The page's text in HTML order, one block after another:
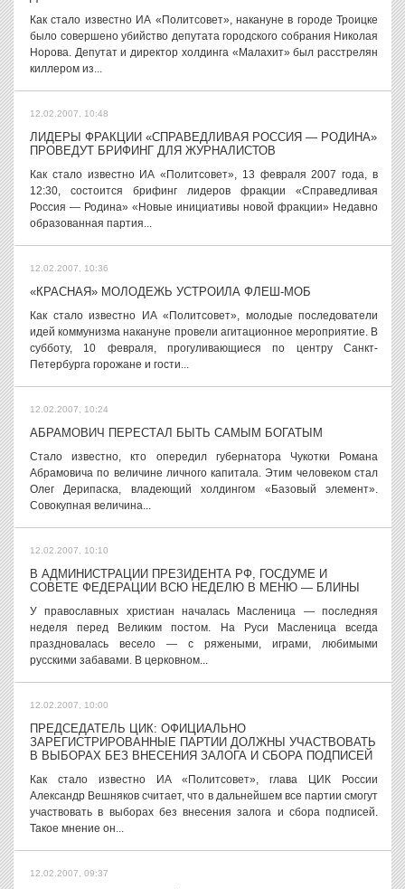
Как стало известно ИА «Политсовет», накануне в городе Троицке
было совершено убийство депутата городского собрания Николая
Норова. Депутат и директор холдинга «Малахит» был расстрелян
киллером из...
12.02.2007, 10:48
ЛИДЕРЫ ФРАКЦИИ «СПРАВЕДЛИВАЯ РОССИЯ — РОДИНА»
ПРОВЕДУТ БРИФИНГ ДЛЯ ЖУРНАЛИСТОВ
Как стало известно ИА «Политсовет», 13 февраля 2007 года, в
12:30, состоится брифинг лидеров фракции «Справедливая
Россия — Родина» «Новые инициативы новой фракции» Недавно
образованная партия...
12.02.2007, 10:36
«КРАСНАЯ» МОЛОДЕЖЬ УСТРОИЛА ФЛЕШ-МОБ
Как стало известно ИА «Политсовет», молодые последователи
идей коммунизма накануне провели агитационное мероприятие. В
субботу, 10 февраля, прогуливающиеся по центру Санкт-
Петербурга горожане и гости...
12.02.2007, 10:24
АБРАМОВИЧ ПЕРЕСТАЛ БЫТЬ САМЫМ БОГАТЫМ
Стало известно, кто опередил губернатора Чукотки Романа
Абрамовича по величине личного капитала. Этим человеком стал
Олег Дерипаска, владеющий холдингом «Базовый элемент».
Совокупная величина...
12.02.2007, 10:10
В АДМИНИСТРАЦИИ ПРЕЗИДЕНТА РФ, ГОСДУМЕ И
СОВЕТЕ ФЕДЕРАЦИИ ВСЮ НЕДЕЛЮ В МЕНЮ — БЛИНЫ
У православных христиан началась Масленица — последняя
неделя перед Великим постом. На Руси Масленица всегда
праздновалась весело — с ряжеными, играми, любимыми
русскими забавами. В церковном...
12.02.2007, 10:00
ПРЕДСЕДАТЕЛЬ ЦИК: ОФИЦИАЛЬНО
ЗАРЕГИСТРИРОВАННЫЕ ПАРТИИ ДОЛЖНЫ УЧАСТВОВАТЬ
В ВЫБОРАХ БЕЗ ВНЕСЕНИЯ ЗАЛОГА И СБОРА ПОДПИСЕЙ
Как стало известно ИА «Политсовет», глава ЦИК России
Александр Вешняков считает, что в дальнейшем все партии смогут
участвовать в выборах без внесения залога и сбора подписей.
Такое мнение он...
12.02.2007, 09:37